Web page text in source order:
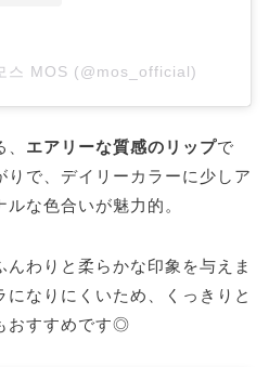
스 MOS (@mos_official)
エアリーな質感のリップで
で、デイリーカラーに少しア
な色合いが魅力的。
んわりと柔らかな印象を与えま
なりにくいため、くっきりと
おすすめです◎